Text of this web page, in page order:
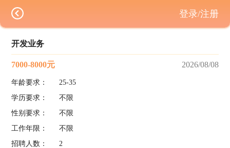
开发业务
7000-8000元 2026/08/08
年龄要求：
25-35
学历要求：
不限
性别要求：
不限
工作年限：
不限
招聘人数：
2
登录/注册